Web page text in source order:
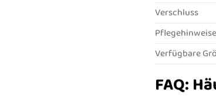
Verschluss
Pflegehinweise
Verfügbare
FAQ: